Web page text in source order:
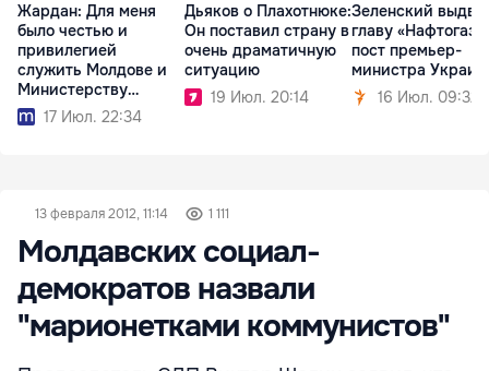
Жардан: Для меня
было честью и
привилегией
служить Молдове и
Министерству
культуры
17 Июл. 22:34
Дьяков о Плахотнюке:
Он поставил страну в
очень драматичную
ситуацию
19 Июл. 20:14
Зеленский
главу
пост премьер-
министра
16 Июл. 09:32
13 февраля 2012, 11:14 1 111
Молдавских социал-
демократов назвали
"марионетками коммунистов"